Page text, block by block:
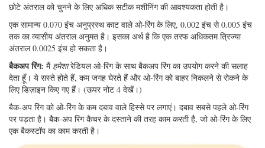
छोटे अंतराल को चुनने के लिए अधिक सटीक मशीनिंग की आवश्यकता होती है।
एक सामान्य 0.070 इंच अनुप्रस्थ काट वाले ओ-रिंग के लिए, 0.002 इंच से 0.005 इंच
तक का व्यासीय अंतराल अनुमत है। इसका अर्थ है कि एक तरफ अधिकतम त्रिज्या
अंतराल 0.0025 इंच हो सकता है।
बैकअप रिंग: मैं हमेशारेडियल ओ-रिंग के साथ बैकअप रिंग का उपयोग करने की सलाह
देता हूँ। ये सस्ते होते हैं, कम जगह घेरते हैं और ओ-रिंग को बाहर निकलने से रोकने के
लिए डिज़ाइन किए गए हैं। (ऊपर नोट 4 देखें।)
बैक-अप रिंग को ओ-रिंग के कम दबाव वाले हिस्से पर लगाएं। दबाव सबसे पहले ओ-रिंग
पर पड़ता है। बैक-अप रिंग कैचर के दस्ताने की तरह काम करती है, जो ओ-रिंग के लिए
एक बैकस्टॉप का काम करती है।